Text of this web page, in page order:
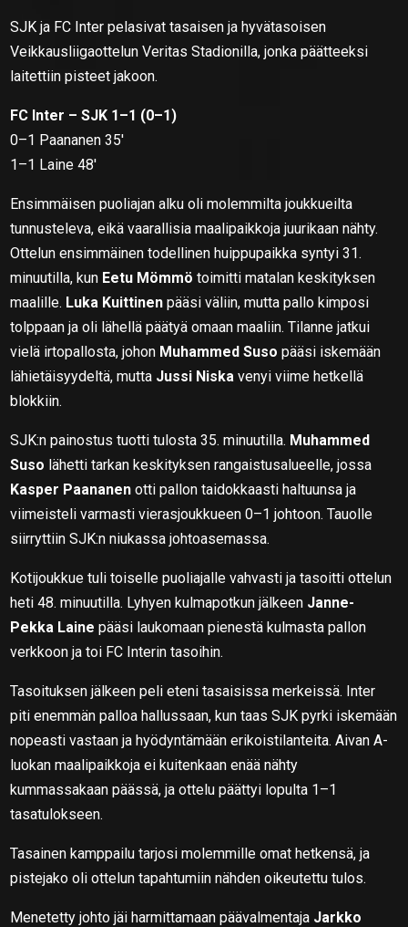
SJK ja FC Inter pelasivat tasaisen ja hyvätasoisen
Veikkausliigaottelun Veritas Stadionilla, jonka päätteeksi
laitettiin pisteet jakoon.
FC Inter – SJK 1–1 (0–1)
0–1 Paananen 35′
1–1 Laine 48′
Ensimmäisen puoliajan alku oli molemmilta joukkueilta
tunnusteleva, eikä vaarallisia maalipaikkoja juurikaan nähty.
Ottelun ensimmäinen todellinen huippupaikka syntyi 31.
minuutilla, kun Eetu Mömmö toimitti matalan keskityksen
maalille. Luka Kuittinen pääsi väliin, mutta pallo kimposi
tolppaan ja oli lähellä päätyä omaan maaliin. Tilanne jatkui
vielä irtopallosta, johon Muhammed Suso pääsi iskemään
lähietäisyydeltä, mutta Jussi Niska venyi viime hetkellä
blokkiin.
SJK:n painostus tuotti tulosta 35. minuutilla. Muhammed
Suso lähetti tarkan keskityksen rangaistusalueelle, jossa
Kasper Paananen otti pallon taidokkaasti haltuunsa ja
viimeisteli varmasti vierasjoukkueen 0–1 johtoon. Tauolle
siirryttiin SJK:n niukassa johtoasemassa.
Kotijoukkue tuli toiselle puoliajalle vahvasti ja tasoitti ottelun
heti 48. minuutilla. Lyhyen kulmapotkun jälkeen Janne-
Pekka Laine pääsi laukomaan pienestä kulmasta pallon
verkkoon ja toi FC Interin tasoihin.
Tasoituksen jälkeen peli eteni tasaisissa merkeissä. Inter
piti enemmän palloa hallussaan, kun taas SJK pyrki iskemään
nopeasti vastaan ja hyödyntämään erikoistilanteita. Aivan A-
luokan maalipaikkoja ei kuitenkaan enää nähty
kummassakaan päässä, ja ottelu päättyi lopulta 1–1
tasatulokseen.
Tasainen kamppailu tarjosi molemmille omat hetkensä, ja
pistejako oli ottelun tapahtumiin nähden oikeutettu tulos.
Menetetty johto jäi harmittamaan päävalmentaja Jarkko